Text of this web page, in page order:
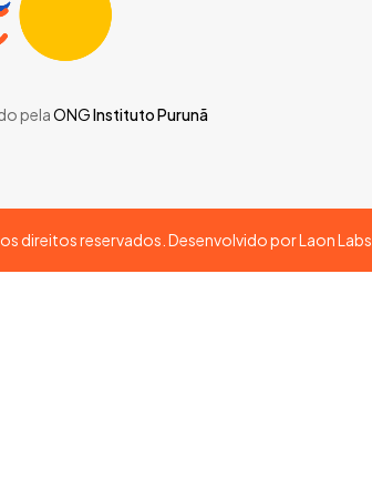
pelaONGInstituto Purunã
direitos reservados. Desenvolvido porLaon Labs